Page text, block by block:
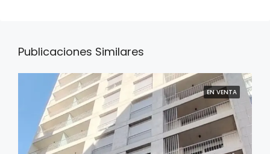
Publicaciones Similares
EN VENTA